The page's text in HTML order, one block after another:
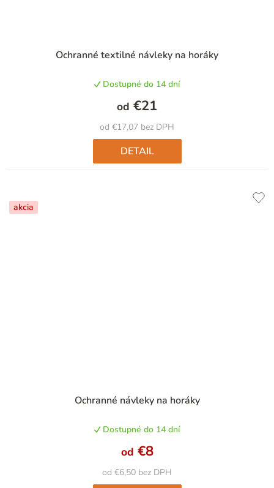
Ochranné textilné návleky na horáky
hodnotenie
je
5,0
z
5
hviezdičiek.
Dostupné do 14 dní
od €17,07 bez DPH
od €21
DETAIL
akcia
Ochranné návleky na horáky
hodnotenie
je
5,0
z
5
Dostupné do 14 dní
od €6,50 bez DPH
od €8